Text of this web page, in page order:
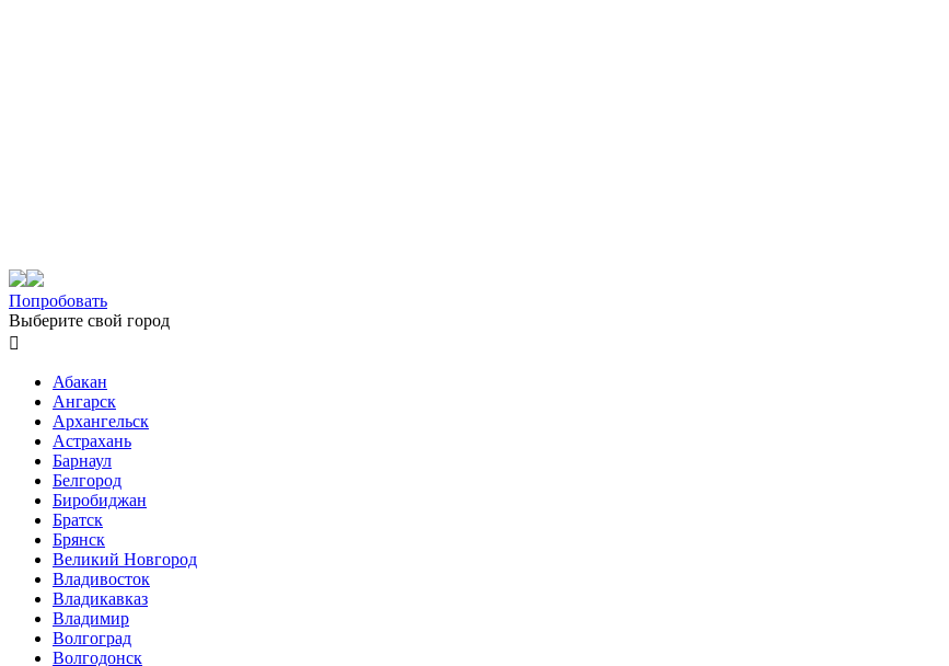
Попробовать
Выберите свой город

Абакан
Ангарск
Архангельск
Астрахань
Барнаул
Белгород
Биробиджан
Братск
Брянск
Великий Новгород
Владивосток
Владикавказ
Владимир
Волгоград
Волгодонск